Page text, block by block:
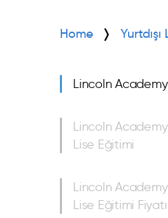
Home
Lincoln Academy
Lincoln
Lise Eğitimi
Lincoln
Lise Eğitimi Fiyatı